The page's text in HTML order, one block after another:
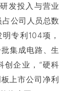
发投入与营业
公司人员总数
专利104项，
集成电路、生
创企业，“硬科
上市公司净利